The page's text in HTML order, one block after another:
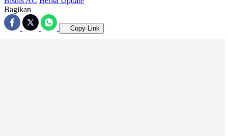
Bagikan
Copy Link